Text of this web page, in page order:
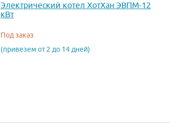
Электрический котел ХотХан ЭВПМ-12
кВт
Под заказ
(привезем от 2 до 14 дней)